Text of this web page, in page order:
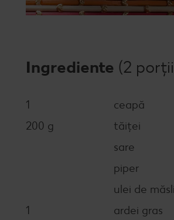
Ingrediente (2
1
ceapă
200 g
tăiței
sare
piper
ulei de
1
ardei gras